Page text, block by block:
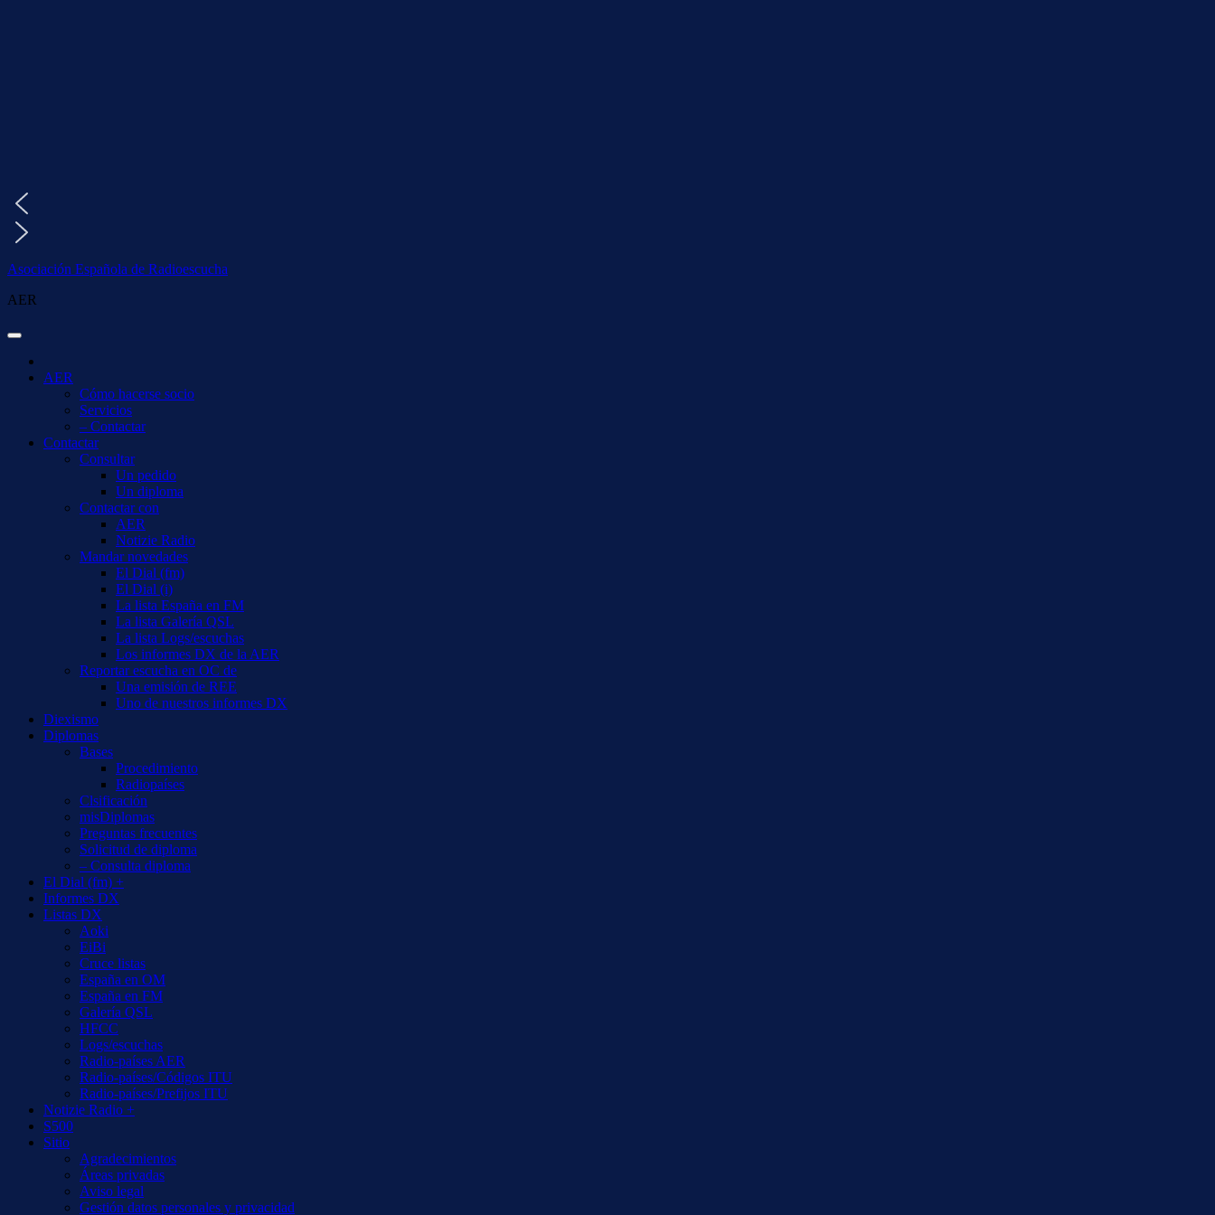
Asociación Española de Radioescucha
AER
AER
Cómo hacerse socio
Servicios
– Contactar
Contactar
Consultar
Un pedido
Un diploma
Contactar con
AER
Notizie Radio
Mandar novedades
El Dial (fm)
El Dial (i)
La lista España en FM
La lista Galería QSL
La lista Logs/escuchas
Los informes DX de la AER
Reportar escucha en OC de
Una emisión de REE
Uno de nuestros informes DX
Diexismo
Diplomas
Bases
Procedimiento
Radiopaíses
Clsificación
misDiplomas
Preguntas frecuentes
Solicitud de diploma
– Consulta diploma
El Dial (fm) +
Informes DX
Listas DX
Aoki
EiBi
Cruce listas
España en OM
España en FM
Galería QSL
HFCC
Logs/escuchas
Radio-países AER
Radio-países/Códigos ITU
Radio-países/Prefijos ITU
Notizie Radio +
S500
Sitio
Agradecimientos
Áreas privadas
Aviso legal
Gestión datos personales y privacidad